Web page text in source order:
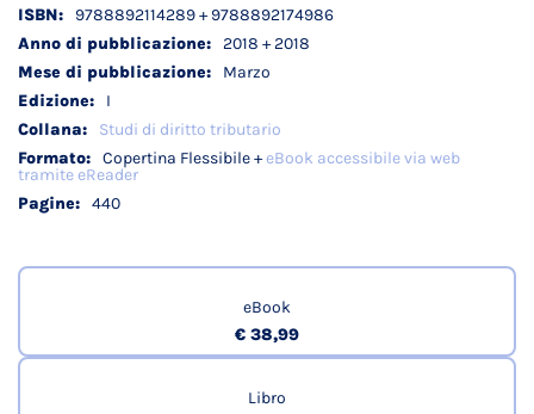
Dettagli
tecnici
9788892114289 + 9788892174986
2018 + 2018
Marzo
I
Studi di diritto tributario
Copertina Flessibile +eBook accessibile via web
tramite eReader
440
eBook
€ 38,99
Libro